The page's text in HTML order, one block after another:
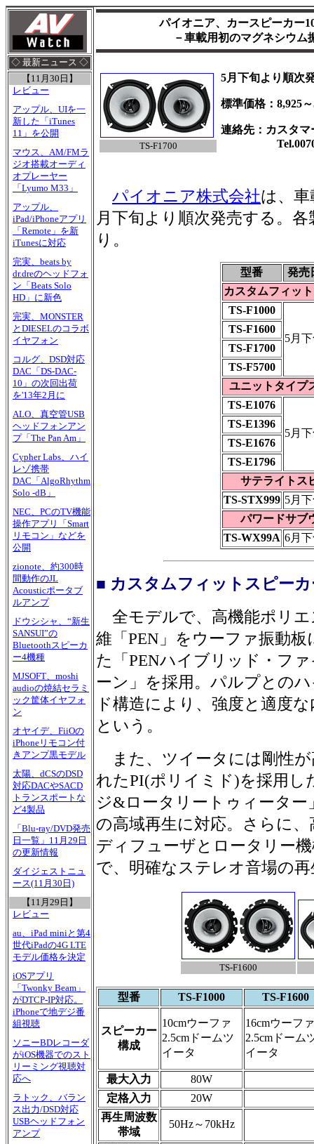
◇ 最新ニュース ◇
【11月30日】
レビュー
アップル、UIを一
新した「iTunes
11」を公開
マウス、AM/FMラ
ジオ搭載オーディ
オプレーヤー
「Lyumo M33」
アップル、
iPad/iPhoneアプリ
「Remote」を新
iTunesに対応
完実、beats by
dr.dreのヘッドフォ
ン「Beats Solo
HD」に新色
完実、MONSTER
とDIESELのコラボ
イヤフォン
コルグ、DSD対応
DAC「DS-DAC-
10」の次回出荷
を'13年2月に
ALO、真空管USB
ヘッドフォンアン
プ「The Pan Am」
Cypher Labs、ハイ
レゾ携帯
DAC「AlgoRhythm
Solo -dB」
NEC、PCのTV機能
操作アプリ「Smart
リモコン」などを
公開
zionote、約300時
間動作のJL
Acousticポータブ
ルアンプ
ドウシシャ、“新生
SANSUI”の
Bluetoothスピーカ
ー4機種
MJSOFT、moshi
audioの焼結セラミ
ック筐体イヤフォ
ン
オヤイデ、FiiOの
iPhoneリモコン付
きアンプ黒モデル
太陽、dCSのDSD
対応DACやSACD
トランスポートな
ど4製品
「Blu-ray/DVD発売
日一覧」11月29日
の更新情報
ダイジェストニュ
ース(11月30日)
【11月29日】
レビュー
au、iPad miniと第4
世代iPadの4G LTE
モデル価格を決定
iOSアプリ
「Twonky Beam」
がDTCP-IP対応。
iPhoneで地デジ番
組視聴
ソニーBDレコーダ
がiOS機器でのスト
リーミング視聴対
応へ
ラトック、バラン
ス出力/DSD対応
USBヘッドフォン
アンプ
パイオニア、カースピーカー
－車載用初のマグネシウム
TS-F1700
5月下旬より順次
標準価格：8,925
連絡先：カスタ
Tel.0070-
パイオニア株式会社は、
月下旬より順次発売する。
り。
型番
発売
カスタムフィッ
TS-F1000
5月
TS-F1600
TS-F1700
TS-F5700
ユニットタイプ
TS-E1076
5月
TS-E1396
TS-E1676
TS-E1796
サテライトス
TS-STX999 5月
パワードサブ
TS-WX99A 6月
■ カスタムフィットスピー
全モデルで、高機能ポリエ
維「PEN」をウーファ振動板
た「PENハイブリッド・フ
ーン」を採用。パルプとの
ド構造により、強度と適度
という。
また、ツイータには剛性が
れたPI(ポリイミド)を採用し
ジ&ロータリートゥィーター
の高域再生に対応。さらに
ディフューザとロータリー
で、明確なステレオ音場の
TS-F1600
型番 TS-F1000 TS-F1600
スピーカー
構成
10cmウーファ
2.5cmドームツ
イータ
16cmウーファ
2.5cmドーム
イータ
最大入力
80W
定格入力
20W
再生周波数
帯域
50Hz～70kHz